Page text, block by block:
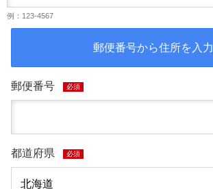
例：123-4567
郵便番号から住所を入力
郵便番号 必須
都道府県 必須